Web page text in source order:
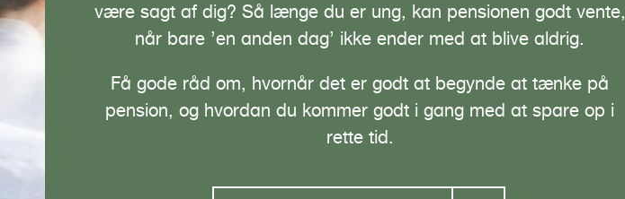
være sagt af dig? Så længe du er ung, kan pensionen godt vente,
når bare ’en anden dag’ ikke ender med at blive aldrig.
Få gode råd om, hvornår det er godt at begynde at tænke på
pension, og hvordan du kommer godt i gang med at spare op i
rette tid.